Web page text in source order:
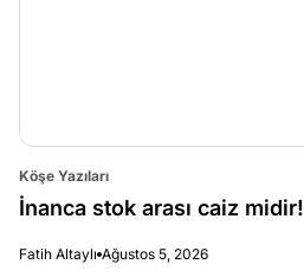
Köşe Yazıları
İnanca stok arası caiz midir!
Fatih Altaylı Ağustos 5, 2026